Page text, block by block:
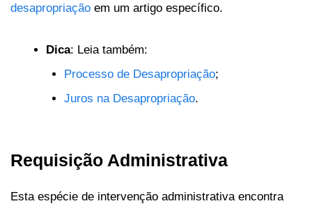
desapropriação em um artigo específico.
Dica: Leia também:
Processo de Desapropriação;
Juros na Desapropriação.
Requisição Administrativa
Esta espécie de intervenção administrativa encontra